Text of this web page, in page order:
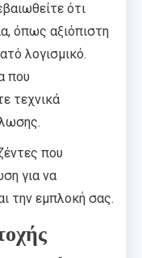
ότι
όπως αξιόπιστη
λογισμικό.
που
τεχνικά
που
για να
την εμπλοκή σας.